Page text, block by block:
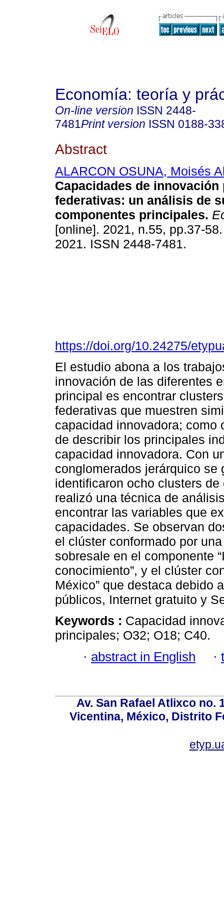
Economía: teoría y
On-line version ISSN 2448-
7481Print version ISSN 0188-
Abstract
ALARCON OSUNA, Moisés
Capacidades de innovación
federativas: un análisis de
componentes principales.
[online]. 2021, n.55, pp.37-
2021. ISSN 2448-7481.
https://doi.org/10.24275/
El estudio abona a los
innovación de las diferentes
principal es encontrar
federativas que muestren
capacidad innovadora; como
de describir los principales
capacidad innovadora. Con
conglomerados jerárquico se
identificaron ocho clusters
realizó una técnica de
encontrar las variables que
capacidades. Se observan
el clúster conformado por
sobresale en el componente
conocimiento”, y el clúster
México” que destaca debido
públicos, Internet gratuito y
Keywords : Capacidad
principales; O32; O18; C40.
· abstract in English ·
Av. San Rafael Atlixco no.
Vicentina, México, Distrito